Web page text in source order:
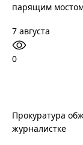
парящим
7 августа
0
Прокуратура
журналистке